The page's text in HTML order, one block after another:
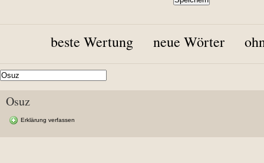
beste Wertung neue Wörter
Osuz
Erklärung verfassen